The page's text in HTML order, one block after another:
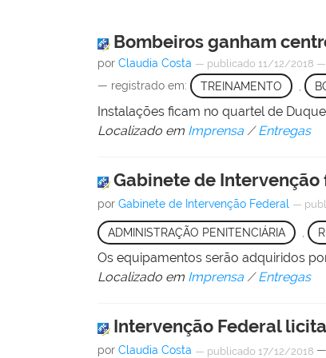
Bombeiros ganham
por Claudia Costa — publicado 11/12/2018 —
— registrado em: TREINAMENTO
Instalações ficam no quartel de
Localizado em Imprensa /Entregas
Gabinete de
por Gabinete de Intervenção Federal —
ADMINISTRAÇÃO PENITENCIÁRIA
Os equipamentos serão adquiridos
Localizado em Imprensa /Entregas
Intervenção Federal
por Claudia Costa — publicado 17/12/2018 —